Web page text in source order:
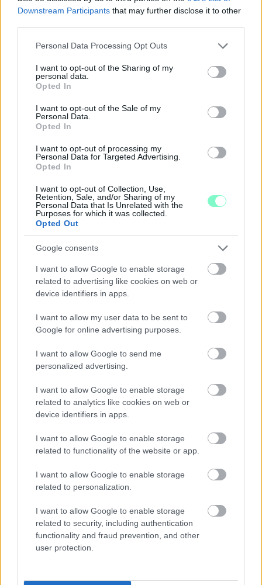
Downstream Participants that may further disclose it to other
Please note that this website/app uses one or more Google
not limited to your visit or usage behaviour. You may click to
grant or deny consent to Google and its third-party tags to
use your data for below specified purposes in below Google
consent section.
Personal Data Processing Opt Outs
I want to opt-out of the Sharing of my
personal data.
Opted In
I want to opt-out of the Sale of my
Personal Data.
Opted In
I want to opt-out of processing my
Personal Data for Targeted Advertising.
Opted In
I want to opt-out of Collection, Use,
Retention, Sale, and/or Sharing of my
Personal Data that Is Unrelated with the
Purposes for which it was collected.
Opted Out
Google consents
I want to allow Google to enable storage
related to advertising like cookies on web or
device identifiers in apps.
I want to allow my user data to be sent to
Google for online advertising purposes.
I want to allow Google to send me
personalized advertising.
I want to allow Google to enable storage
related to analytics like cookies on web or
device identifiers in apps.
I want to allow Google to enable storage
related to functionality of the website or app.
I want to allow Google to enable storage
related to personalization.
I want to allow Google to enable storage
related to security, including authentication
functionality and fraud prevention, and other
user protection.
KÁNIKULA-AKTUÁL: MEGHOSSZABBÍTOTTÁK A
HŐSÉGRIASZTÁST, A KÖVETKEZŐ 48 ÓRA LEHET A
LEGKRITIKUSABB AZ ENERGIAELLÁTÁS
EGYELŐRE KITART
A Védelmi Munkacsoport szerint egyelőre stabil az ország
villamosenergia-rendszere, de továbbra is takarékosságra kérik
a lakosságot és a nagyfogyasztókat.
FONTOS ÜZENET A HŐSÉGRIADÓ IDEJÉRE: A GYŐR
APPLIKÁCIÓ LETÖLTÉSÉRE BIZTATJA A
LAKOSSÁGOT KÓSA ROLAND
Az alpolgármester szerint a rendkívüli kánikula a
közműrendszereket is fokozottan terheli, ezért érdemes
bekapcsolni a push értesítéseket.